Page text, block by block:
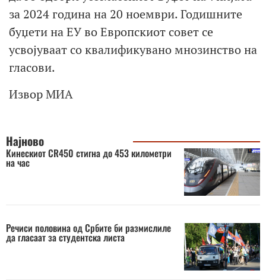
за 2024 година на 20 ноември. Годишните
буџети на ЕУ во Европскиот совет се
усвојуваат со квалификувано мнозинство на
гласови.
Извор МИА
Најново
Кинескиот CR450 стигна до 453 километри
на час
Речиси половина од Србите би размислиле
да гласаат за студентска листа